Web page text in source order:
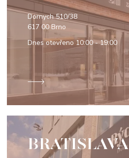
Dornych 510/38
617 00 Brno
Dnes otevřeno10:00 - 19:00
BRATISLAVA